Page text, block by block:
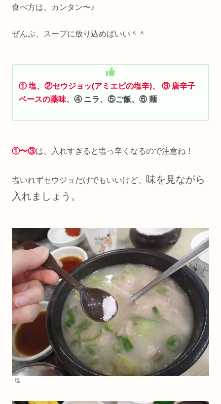
食べ方は、カンタン〜♪
ぜんぶ、スープに放り込めばいい＾＾
① 塩、②セウジョッ(アミエビの塩辛)、 ③ 唐辛子
ベースの薬味、④ ニラ、⑤ご飯、⑥ 麺
①〜③は、入れすぎると塩っ辛くなるので注意ね！
塩いれずセウジョだけでもいいけど、 味を見ながら
入れましょう。
塩